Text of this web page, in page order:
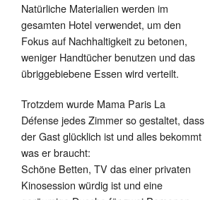
Natürliche Materialien werden im
gesamten Hotel verwendet, um den
Fokus auf Nachhaltigkeit zu betonen,
weniger Handtücher benutzen und das
übriggebiebene Essen wird verteilt.
Trotzdem wurde Mama Paris La
Défense jedes Zimmer so gestaltet, dass
der Gast glücklich ist und alles bekommt
was er braucht:
Schöne Betten, TV das einer privaten
Kinosession würdig ist und eine